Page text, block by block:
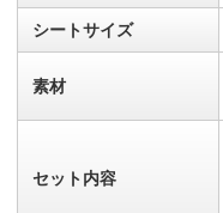
シートサイズ
素材
セット内容